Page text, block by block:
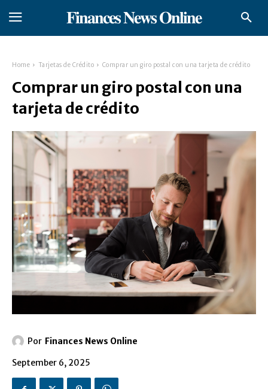
𝐅𝐢𝐧𝐚𝐧𝐜𝐞𝐬 𝐍𝐞𝐰𝐬 𝐎𝐧𝐥𝐢𝐧𝐞
Home Tarjetas de Crédito Comprar un giro postal con una tarjeta de crédito
Comprar un giro postal con una
tarjeta de crédito
Por Finances News Online
September 6, 2025